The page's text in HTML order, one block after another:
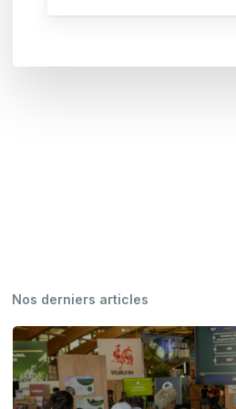
Nos derniers articles